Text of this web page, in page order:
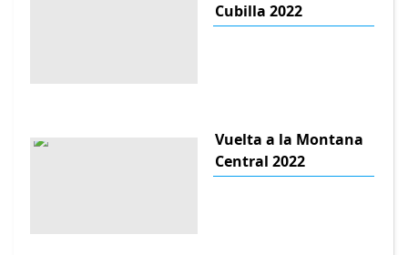
Cubilla 2022
Vuelta a la Montana
Central 2022